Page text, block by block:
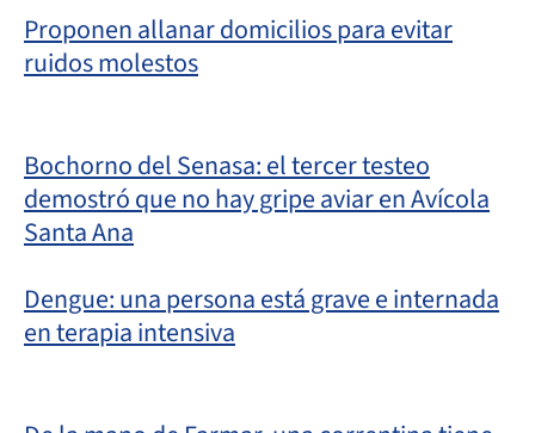
Proponen allanar domicilios para evitar
ruidos molestos
Bochorno del Senasa: el tercer testeo
demostró que no hay gripe aviar en Avícola
Santa Ana
Dengue: una persona está grave e internada
en terapia intensiva